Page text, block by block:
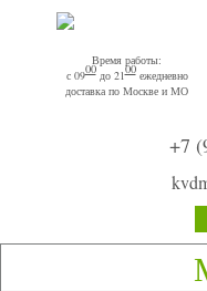
Время работы:
с 0900до 2100ежедневно
доставка по Москве и МО
+7